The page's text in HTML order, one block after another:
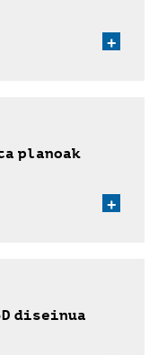
+
planoak
+
diseinua